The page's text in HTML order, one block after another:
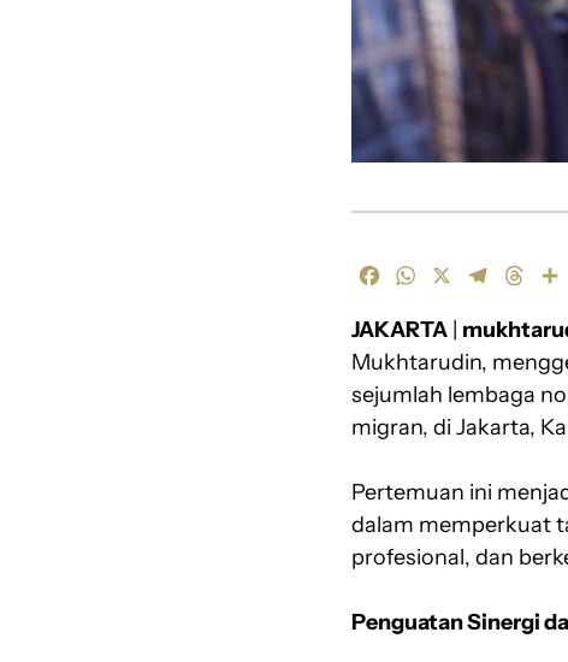
c
e
o
o
W
a
t
A
p
l
e
r
a
r
e
d
s
JAKARTA
Mukhtarudin,
sejumlah lembaga
migran, di Jakarta,
Pertemuan ini
dalam memperkuat
profesional, dan
Penguatan Sinergi